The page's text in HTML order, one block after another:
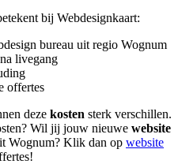
bij Webdesignkaart:
bureau uit regio Wognum
livegang
offertes
deze kosten sterk verschillen.
Wil jij jouw nieuwe website
Wognum? Klik dan op website